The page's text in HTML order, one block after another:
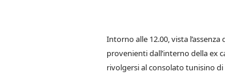
Intorno alle 12.00, vista
provenienti dall’interno della ex
rivolgersi al consolato tunisino